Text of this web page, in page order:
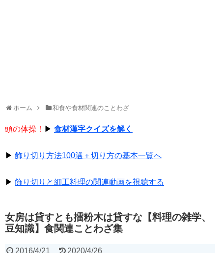
ホーム 和食や食材関連のことわざ
頭の体操！ ▶ 食材漢字クイズを解く
▶ 飾り切り方法100選＋切り方の基本一覧へ
▶ 飾り切りと細工料理の関連動画を視聴する
女房は貸すとも擂粉木は貸すな【料理の雑学、
豆知識】食関連ことわざ集
2016/4/21 2020/4/26